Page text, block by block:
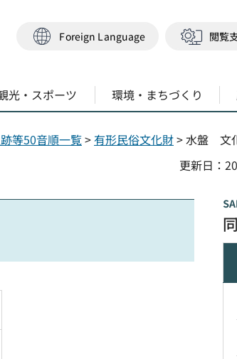
Foreign Language 閲覧
光・スポーツ 環境・まちづくり
等50音順一覧>有形民俗文化財> 水盤 文
更新日：